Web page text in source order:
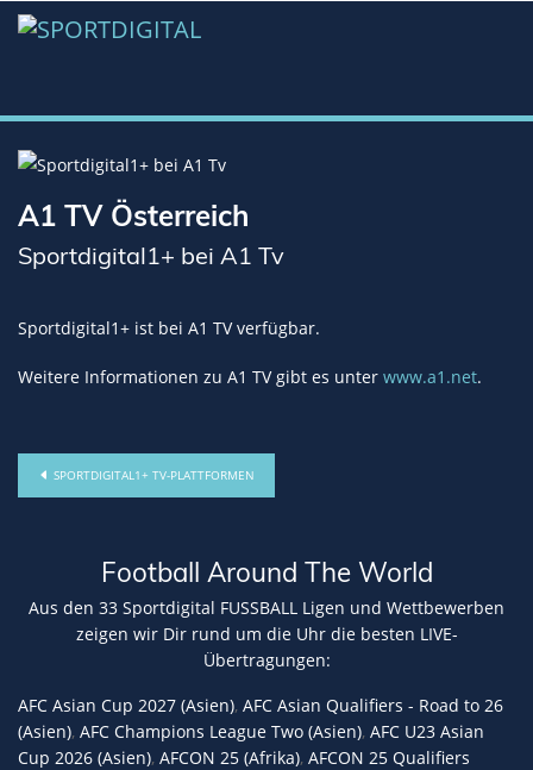
A1 TV Österreich
Sportdigital1+ bei A1 Tv
Sportdigital1+ ist bei A1 TV verfügbar.
Weitere Informationen zu A1 TV gibt es unter www.a1.net.
SPORTDIGITAL1+ TV-PLATTFORMEN
Football Around The World
Aus den 33 Sportdigital FUSSBALL Ligen und Wettbewerben
zeigen wir Dir rund um die Uhr die besten LIVE-
Übertragungen:
AFC Asian Cup 2027 (Asien), AFC Asian Qualifiers - Road to 26
(Asien), AFC Champions League Two (Asien), AFC U23 Asian
Cup 2026 (Asien), AFCON 25 (Afrika), AFCON 25 Qualifiers